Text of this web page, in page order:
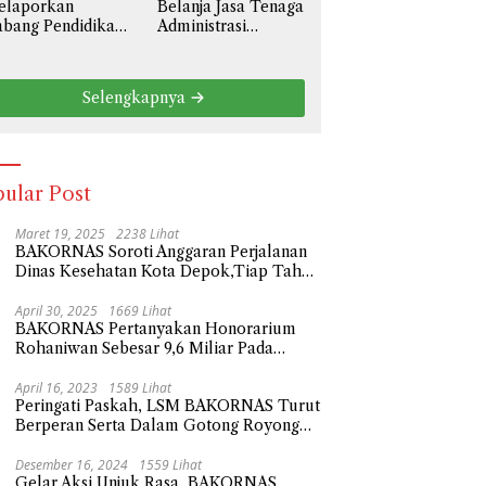
Pendidikan
Jaya
Anggaran
108,9
Belanja Jasa Tenaga
Administrasi
BPKAD Kota Bekasi
Transparan Ke
Selengkapnya
Post
Maret 19, 2025 2238 Lihat
BAKORNAS Soroti Anggaran Perjalanan
Dinas Kesehatan Kota Depok,Tiap Tahun
April 30, 2025 1669 Lihat
BAKORNAS Pertanyakan Honorarium
Rohaniwan Sebesar 9,6 Miliar Pada
Tahun 2023
April 16, 2023 1589 Lihat
Peringati Paskah, LSM BAKORNAS Turut
Berperan Serta Dalam Gotong Royong
Desember 16, 2024 1559 Lihat